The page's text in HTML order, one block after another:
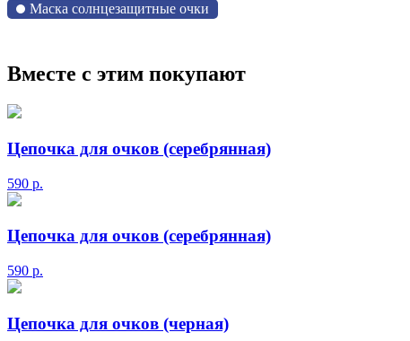
Маска солнцезащитные очки
Вместе с этим покупают
Цепочка для очков (серебрянная)
590 р.
Цепочка для очков (серебрянная)
590 р.
Цепочка для очков (черная)